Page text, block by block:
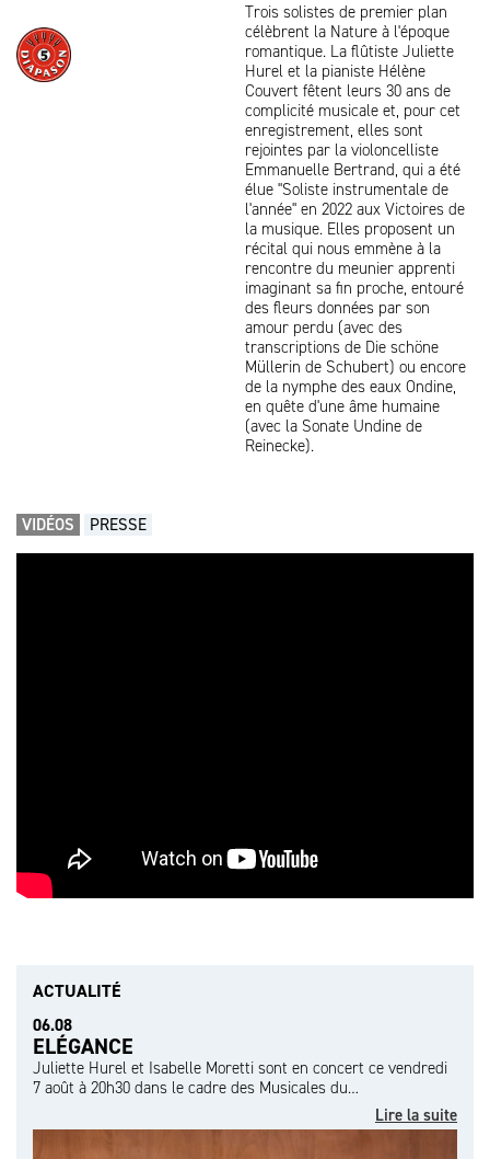
Trois solistes de premier plan
célèbrent la Nature à l'époque
romantique. La flûtiste Juliette
Hurel et la pianiste Hélène
Couvert fêtent leurs 30 ans de
complicité musicale et, pour cet
enregistrement, elles sont
rejointes par la violoncelliste
Emmanuelle Bertrand, qui a été
élue "Soliste instrumentale de
l'année" en 2022 aux Victoires de
la musique. Elles proposent un
récital qui nous emmène à la
rencontre du meunier apprenti
imaginant sa fin proche, entouré
des fleurs données par son
amour perdu (avec des
transcriptions de Die schöne
Müllerin de Schubert) ou encore
de la nymphe des eaux Ondine,
en quête d'une âme humaine
(avec la Sonate Undine de
Reinecke).
VIDÉOS PRESSE
ACTUALITÉ
06.08
ELÉGANCE
Juliette Hurel et Isabelle Moretti sont en concert ce vendredi
7 août à 20h30 dans le cadre des Musicales du…
Lire la suite